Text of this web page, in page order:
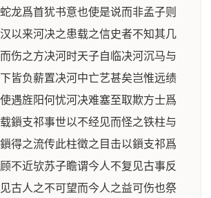
龙爲首犹书意也使是说而非孟子则
以来河决之患载之信史者不知其几
伤之方决河时天子自临决河沉马与
皆负薪置决河中亡艺甚矣岂惟远绩
遇旌阳何忧河决难塞至取欺方士爲
鎻支祁事世以不经见而怪之铁柱与
得之流传此柱徵之目击以鎻支祁爲
不近欤苏子瞻谓今人不复见古事反
古人之不可望而今人之益可伤也祭